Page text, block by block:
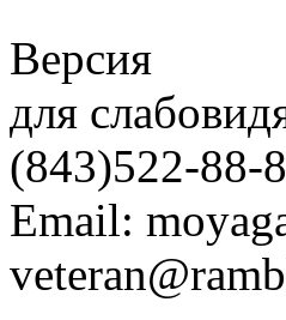
Версия
для
(843)522-88-
Email: